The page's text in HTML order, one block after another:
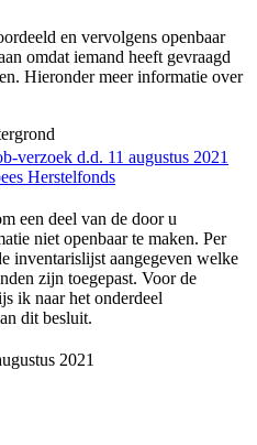
en vervolgens openbaar
omdat iemand heeft gevraagd
Hieronder meer informatie over
verzoek d.d. 11 augustus 2021
Herstelfonds
een deel van de door u
niet openbaar te maken. Per
inventarislijst aangegeven welke
zijn toegepast. Voor de
ik naar het onderdeel
dit besluit.
2021